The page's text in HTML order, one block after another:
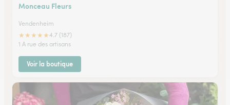
Monceau Fleurs
Vendenheim
★★★★★4.7 (187)
1 A rue des artisans
Voir la boutique